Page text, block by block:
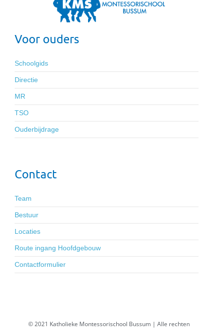
Voor ouders
Schoolgids
Directie
MR
TSO
Ouderbijdrage
Contact
Team
Bestuur
Locaties
Route ingang Hoofdgebouw
Contactformulier
© 2021 Katholieke Montessorischool Bussum | Alle rechten